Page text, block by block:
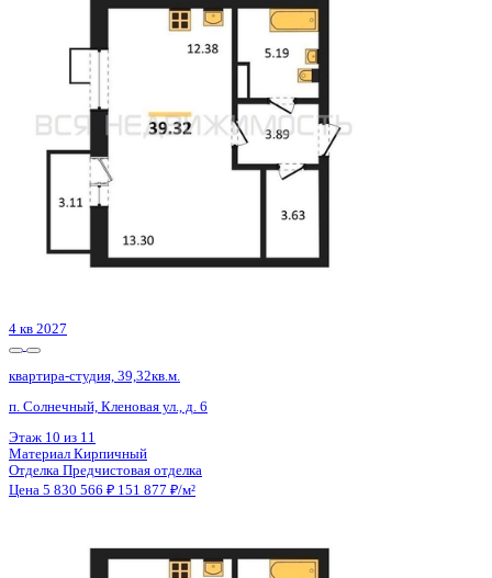
квартира-студия, 35,27кв.м.
п. Солнечный, Кленовая ул., д. 4
5 из 8
Монолитный
Отделка Чистовая отделка
Цена 5 833 129 ₽
166 186 ₽/м²